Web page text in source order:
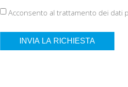
Acconsento al trattamento dei dati